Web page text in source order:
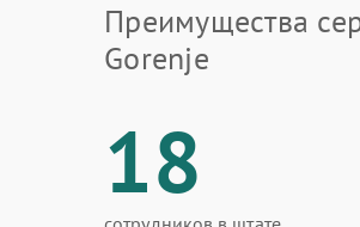
Преимущества
Gorenje
18